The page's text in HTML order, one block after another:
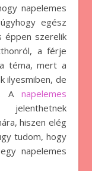
napelemes
egész
éppen szerelik
a férje
téma, mert a
ilyesmiben, de
A napelemes
jelenthetnek
hiszen elég
tudom, hogy
napelemes